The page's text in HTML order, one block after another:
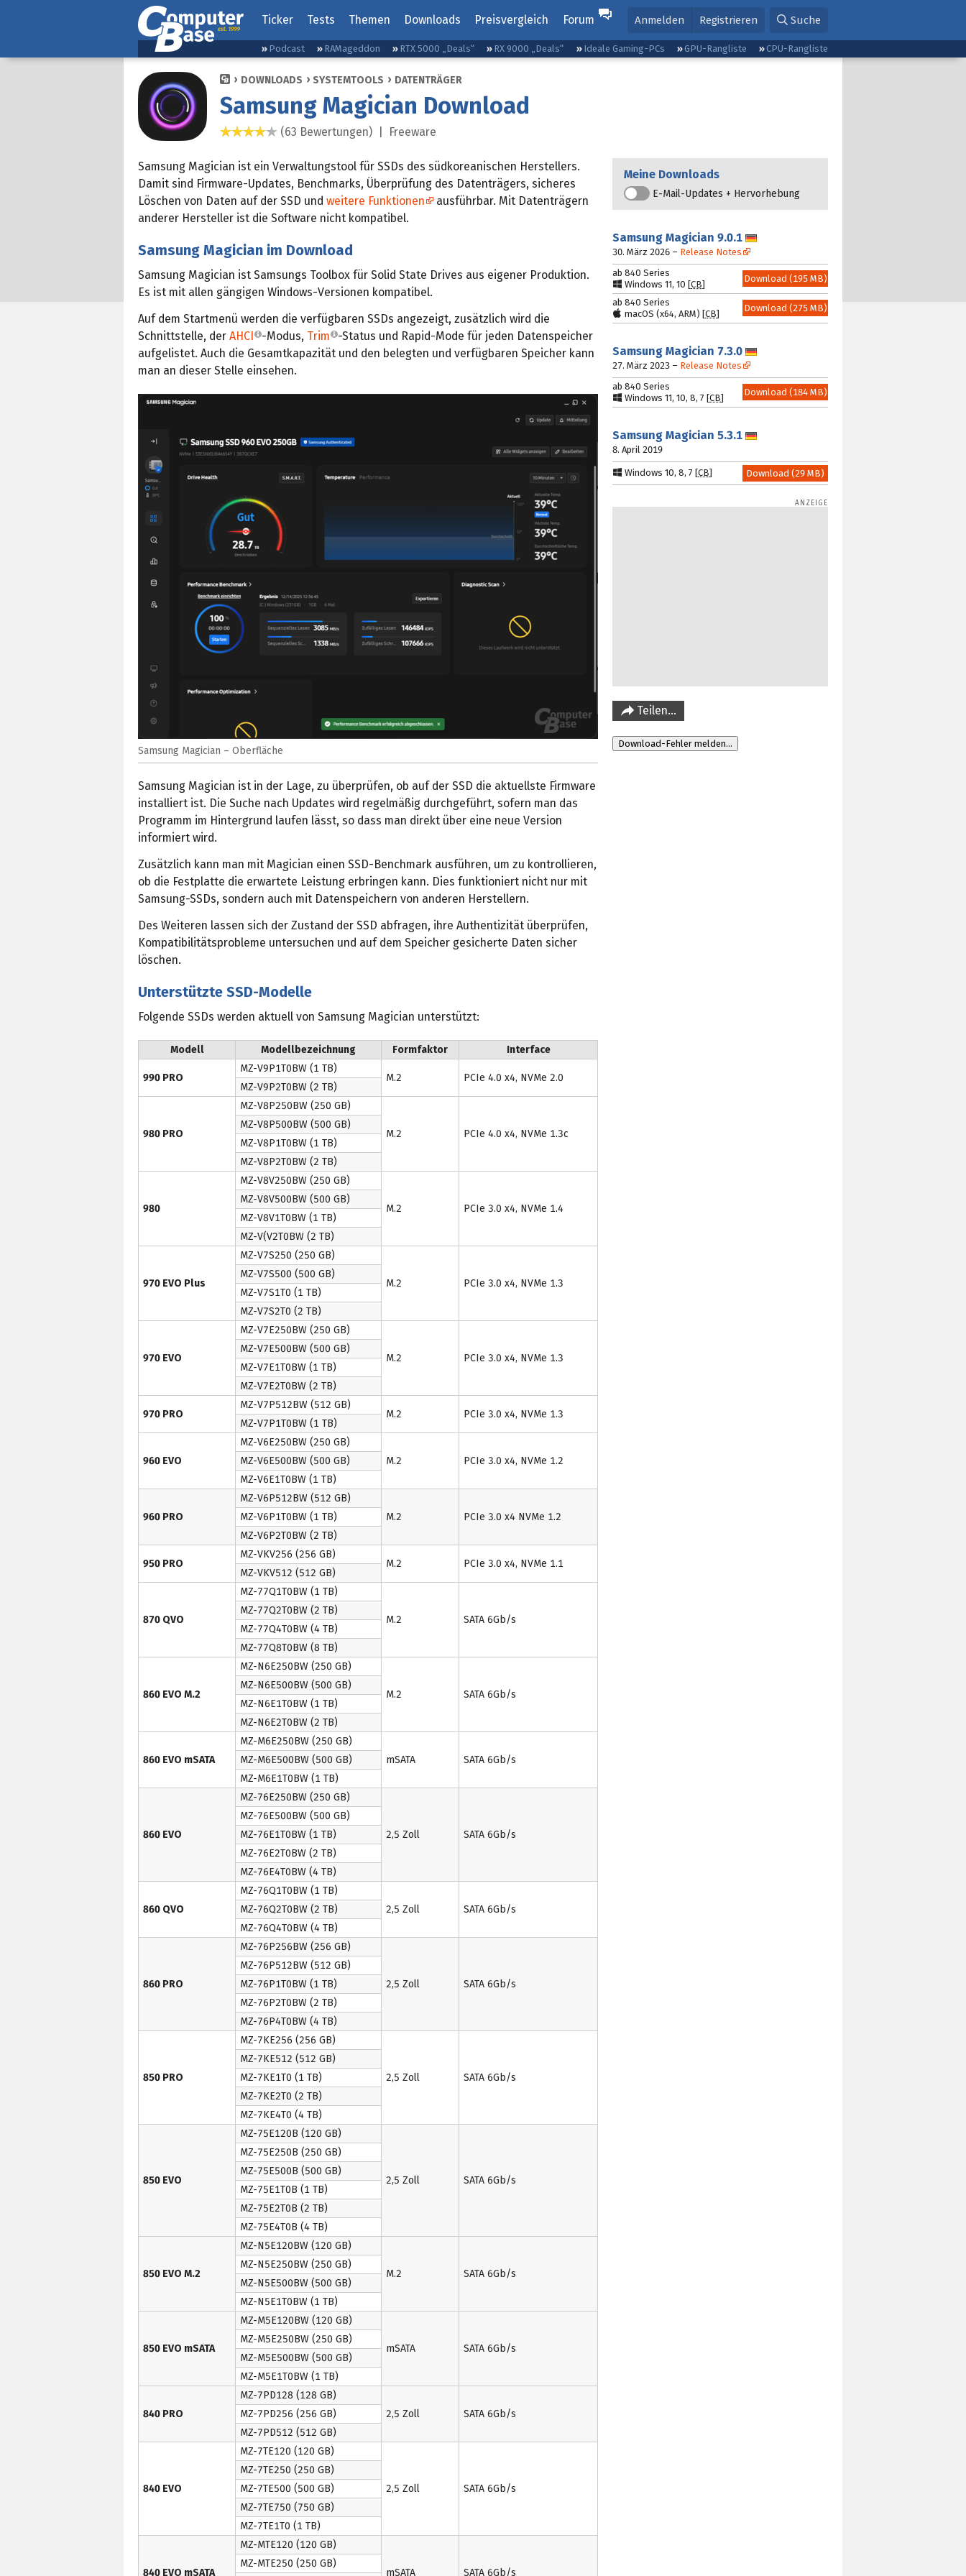
Ticker Tests Themen Downloads Preisvergleich Forum Anmelden Registrieren Suche
Podcast RAMageddon RTX 5000 „Deals“ RX 9000 „Deals“ Ideale Gaming-PCs GPU-Rangliste CPU-Rangliste
DOWNLOADS SYSTEMTOOLS DATENTRÄGER
Samsung Magician Download
4,1 Sterne
(63 Bewertungen) | Freeware
Samsung Magician ist ein Verwaltungstool für SSDs des südkoreanischen Herstellers.
Damit sind Firmware-Updates, Benchmarks, Überprüfung des Datenträgers, sicheres
Löschen von Daten auf der SSD und weitere Funktionen
ausführbar. Mit Datenträgern
anderer Hersteller ist die Software nicht kompatibel.
Samsung Magician im Download
Samsung Magician ist Samsungs Toolbox für Solid State Drives aus eigener Produktion.
Es ist mit allen gängigen Windows-Versionen kompatibel.
Auf dem Startmenü werden die verfügbaren SSDs angezeigt, zusätzlich wird die
Schnittstelle, der AHCI -Modus, Trim
-Status und Rapid-Mode für jeden Datenspeicher
aufgelistet. Auch die Gesamtkapazität und den belegten und verfügbaren Speicher kann
man an dieser Stelle einsehen.
Samsung Magician – Oberfläche
Samsung Magician ist in der Lage, zu überprüfen, ob auf der SSD die aktuellste Firmware
installiert ist. Die Suche nach Updates wird regelmäßig durchgeführt, sofern man das
Programm im Hintergrund laufen lässt, so dass man direkt über eine neue Version
informiert wird.
Zusätzlich kann man mit Magician einen SSD-Benchmark ausführen, um zu kontrollieren,
ob die Festplatte die erwartete Leistung erbringen kann. Dies funktioniert nicht nur mit
Samsung-SSDs, sondern auch mit Datenspeichern von anderen Herstellern.
Des Weiteren lassen sich der Zustand der SSD abfragen, ihre Authentizität überprüfen,
Kompatibilitätsprobleme untersuchen und auf dem Speicher gesicherte Daten sicher
löschen.
Unterstützte SSD-Modelle
Folgende SSDs werden aktuell von Samsung Magician unterstützt:
Modell Modellbezeichnung Formfaktor Interface
990 PRO
MZ-V9P1T0BW (1 TB)
M.2 PCIe 4.0 x4, NVMe 2.0
MZ-V9P2T0BW (2 TB)
980 PRO
MZ-V8P250BW (250 GB)
M.2 PCIe 4.0 x4, NVMe 1.3c
MZ-V8P500BW (500 GB)
MZ-V8P1T0BW (1 TB)
MZ-V8P2T0BW (2 TB)
980
MZ-V8V250BW (250 GB)
M.2 PCIe 3.0 x4, NVMe 1.4
MZ-V8V500BW (500 GB)
MZ-V8V1T0BW (1 TB)
MZ-V(V2T0BW (2 TB)
970 EVO Plus
MZ-V7S250 (250 GB)
M.2 PCIe 3.0 x4, NVMe 1.3
MZ-V7S500 (500 GB)
MZ-V7S1T0 (1 TB)
MZ-V7S2T0 (2 TB)
970 EVO
MZ-V7E250BW (250 GB)
M.2 PCIe 3.0 x4, NVMe 1.3
MZ-V7E500BW (500 GB)
MZ-V7E1T0BW (1 TB)
MZ-V7E2T0BW (2 TB)
970 PRO
MZ-V7P512BW (512 GB)
M.2 PCIe 3.0 x4, NVMe 1.3
MZ-V7P1T0BW (1 TB)
960 EVO
MZ-V6E250BW (250 GB)
M.2
PCIe 3.0 x4, NVMe 1.2
MZ-V6E500BW (500 GB)
MZ-V6E1T0BW (1 TB)
960 PRO
MZ-V6P512BW (512 GB)
M.2
PCIe 3.0 x4 NVMe 1.2
MZ-V6P1T0BW (1 TB)
MZ-V6P2T0BW (2 TB)
950 PRO
MZ-VKV256 (256 GB)
M.2 PCIe 3.0 x4, NVMe 1.1
MZ-VKV512 (512 GB)
870 QVO
MZ-77Q1T0BW (1 TB)
M.2 SATA 6Gb/s
MZ-77Q2T0BW (2 TB)
MZ-77Q4T0BW (4 TB)
MZ-77Q8T0BW (8 TB)
860 EVO M.2
MZ-N6E250BW (250 GB)
M.2 SATA 6Gb/s
MZ-N6E500BW (500 GB)
MZ-N6E1T0BW (1 TB)
MZ-N6E2T0BW (2 TB)
860 EVO mSATA
MZ-M6E250BW (250 GB)
mSATA
SATA 6Gb/s
MZ-M6E500BW (500 GB)
MZ-M6E1T0BW (1 TB)
860 EVO
MZ-76E250BW (250 GB)
2,5 Zoll SATA 6Gb/s
MZ-76E500BW (500 GB)
MZ-76E1T0BW (1 TB)
MZ-76E2T0BW (2 TB)
MZ-76E4T0BW (4 TB)
860 QVO
MZ-76Q1T0BW (1 TB)
2,5 Zoll
SATA 6Gb/s
MZ-76Q2T0BW (2 TB)
MZ-76Q4T0BW (4 TB)
860 PRO
MZ-76P256BW (256 GB)
2,5 Zoll SATA 6Gb/s
MZ-76P512BW (512 GB)
MZ-76P1T0BW (1 TB)
MZ-76P2T0BW (2 TB)
MZ-76P4T0BW (4 TB)
850 PRO
MZ-7KE256 (256 GB)
2,5 Zoll SATA 6Gb/s
MZ-7KE512 (512 GB)
MZ-7KE1T0 (1 TB)
MZ-7KE2T0 (2 TB)
MZ-7KE4T0 (4 TB)
850 EVO
MZ-75E120B (120 GB)
2,5 Zoll SATA 6Gb/s
MZ-75E250B (250 GB)
MZ-75E500B (500 GB)
MZ-75E1T0B (1 TB)
MZ-75E2T0B (2 TB)
MZ-75E4T0B (4 TB)
850 EVO M.2
MZ-N5E120BW (120 GB)
M.2 SATA 6Gb/s
MZ-N5E250BW (250 GB)
MZ-N5E500BW (500 GB)
MZ-N5E1T0BW (1 TB)
850 EVO mSATA
MZ-M5E120BW (120 GB)
mSATA SATA 6Gb/s
MZ-M5E250BW (250 GB)
MZ-M5E500BW (500 GB)
MZ-M5E1T0BW (1 TB)
840 PRO
MZ-7PD128 (128 GB)
2,5 Zoll
SATA 6Gb/s
MZ-7PD256 (256 GB)
MZ-7PD512 (512 GB)
840 EVO
MZ-7TE120 (120 GB)
2,5 Zoll SATA 6Gb/s
MZ-7TE250 (250 GB)
MZ-7TE500 (500 GB)
MZ-7TE750 (750 GB)
MZ-7TE1T0 (1 TB)
840 EVO mSATA
MZ-MTE120 (120 GB)
mSATA SATA 6Gb/s
MZ-MTE250 (250 GB)
Meine Downloads
E-Mail-Updates + Hervorhebung
Samsung Magician 9.0.1
30. März 2026 – Release Notes
ab 840 Series
Windows 11, 10 [CB]
Download (195 MB)
ab 840 Series
macOS (x64, ARM) [CB]
Download (275 MB)
Samsung Magician 7.3.0
27. März 2023 – Release Notes
ab 840 Series
Windows 11, 10, 8, 7 [CB]
Download (184 MB)
Samsung Magician 5.3.1
8. April 2019
Windows 10, 8, 7 [CB] Download (29 MB)
Teilen…